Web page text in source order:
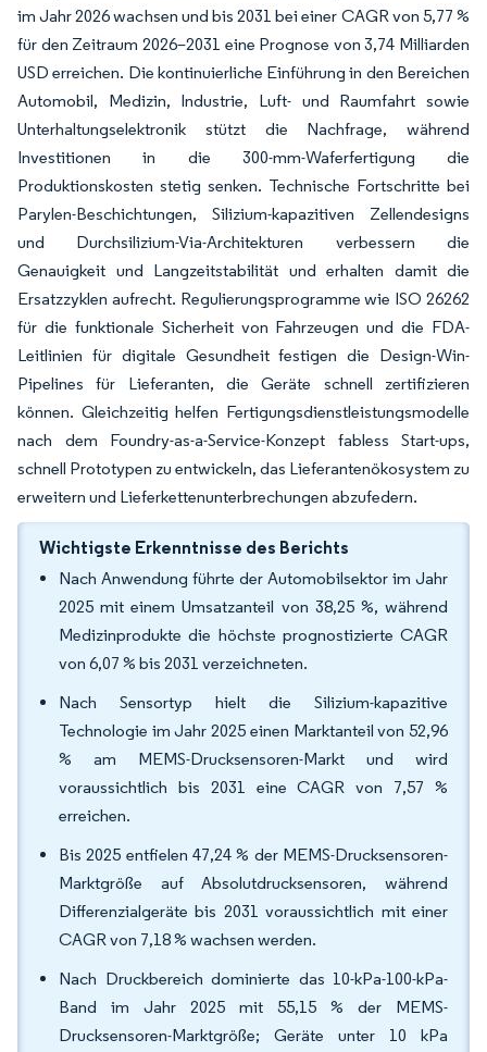
im Jahr 2026 wachsen und bis 2031 bei einer CAGR von 5,77 %
für den Zeitraum 2026–2031 eine Prognose von 3,74 Milliarden
USD erreichen. Die kontinuierliche Einführung in den Bereichen
Automobil, Medizin, Industrie, Luft- und Raumfahrt sowie
Unterhaltungselektronik stützt die Nachfrage, während
Investitionen in die 300-mm-Waferfertigung die
Produktionskosten stetig senken. Technische Fortschritte bei
Parylen-Beschichtungen, Silizium-kapazitiven Zellendesigns
und Durchsilizium-Via-Architekturen verbessern die
Genauigkeit und Langzeitstabilität und erhalten damit die
Ersatzzyklen aufrecht. Regulierungsprogramme wie ISO 26262
für die funktionale Sicherheit von Fahrzeugen und die FDA-
Leitlinien für digitale Gesundheit festigen die Design-Win-
Pipelines für Lieferanten, die Geräte schnell zertifizieren
können. Gleichzeitig helfen Fertigungsdienstleistungsmodelle
nach dem Foundry-as-a-Service-Konzept fabless Start-ups,
schnell Prototypen zu entwickeln, das Lieferantenökosystem zu
erweitern und Lieferkettenunterbrechungen abzufedern.
Wichtigste Erkenntnisse des Berichts
Nach Anwendung führte der Automobilsektor im Jahr
2025 mit einem Umsatzanteil von 38,25 %, während
Medizinprodukte die höchste prognostizierte CAGR
von 6,07 % bis 2031 verzeichneten.
Nach Sensortyp hielt die Silizium-kapazitive
Technologie im Jahr 2025 einen Marktanteil von 52,96
% am MEMS-Drucksensoren-Markt und wird
voraussichtlich bis 2031 eine CAGR von 7,57 %
erreichen.
Bis 2025 entfielen 47,24 % der MEMS-Drucksensoren-
Marktgröße auf Absolutdrucksensoren, während
Differenzialgeräte bis 2031 voraussichtlich mit einer
CAGR von 7,18 % wachsen werden.
Nach Druckbereich dominierte das 10-kPa-100-kPa-
Band im Jahr 2025 mit 55,15 % der MEMS-
Drucksensoren-Marktgröße; Geräte unter 10 kPa